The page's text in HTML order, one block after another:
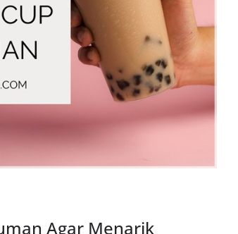
Agar Menarik